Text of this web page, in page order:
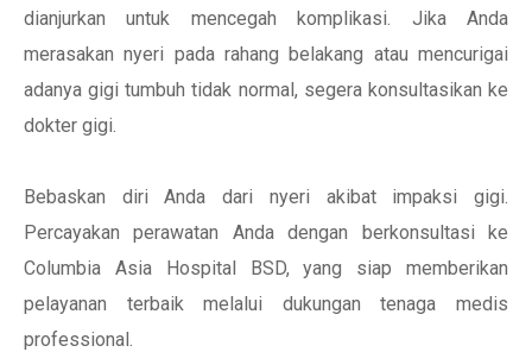
dianjurkan untuk mencegah komplikasi. Jika Anda
merasakan nyeri pada rahang belakang atau mencurigai
adanya gigi tumbuh tidak normal, segera konsultasikan ke
dokter gigi.
Bebaskan diri Anda dari nyeri akibat impaksi gigi.
Percayakan perawatan Anda dengan berkonsultasi ke
Columbia Asia Hospital BSD, yang siap memberikan
pelayanan terbaik melalui dukungan tenaga medis
professional.